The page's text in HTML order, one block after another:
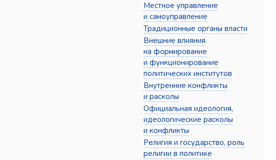
Местное управление
и самоуправление
Традиционные органы власти
Внешние влияния
на формирование
и функционирование
политических институтов
Внутренние конфликты
и расколы
Официальная идеология,
идеологические расколы
и конфликты
Религия и государство, роль
религии в политике